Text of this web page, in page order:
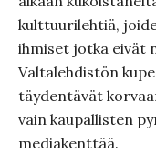
kulttuurilehtiä,
ihmiset jotka eivät
Valtalehdistön
täydentävät
vain kaupallisten
mediakenttää.